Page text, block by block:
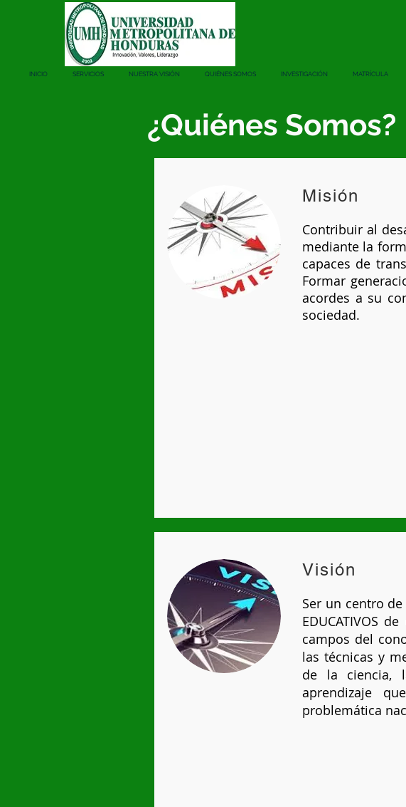
INICIO SERVICIOS NUESTRA VISIÓN QUIÉNES SOMOS INVESTIGACIÓN MATRÍCULA
¿Quiénes Somos?
Misión
Contribuir al
mediante la
capaces de
Formar
acordes a su
sociedad.
Visión
Ser un centro de
EDUCATIVOS
campos del
las técnicas y
de la ciencia,
aprendizaje
problemática